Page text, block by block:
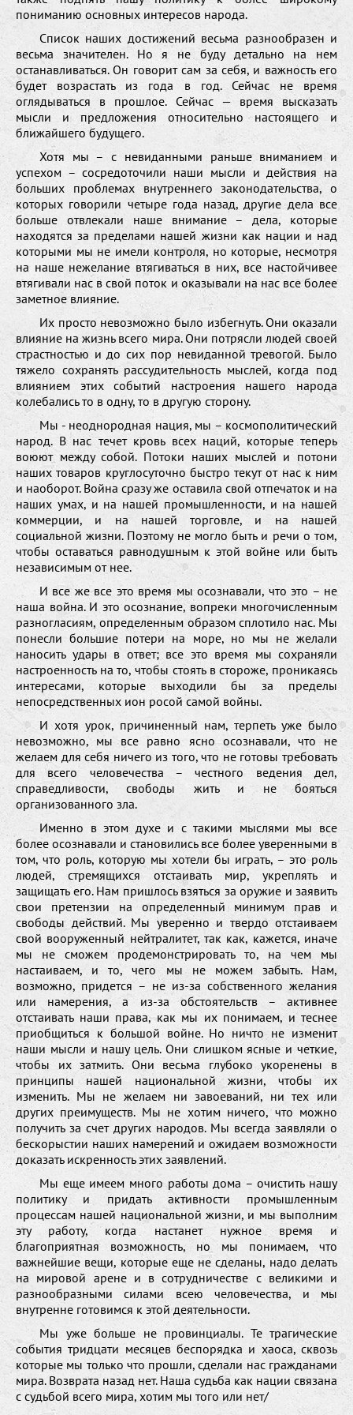
пониманию основных интересов народа.
Список наших достижений весьма разнообразен и
весьма значителен. Но я не буду детально на нем
останавливаться. Он говорит сам за себя, и важность его
будет возрастать из года в год. Сейчас не время
оглядываться в прошлое. Сейчас — время высказать
мысли и предложения относительно настоящего и
ближайшего будущего.
Хотя мы – с невиданными раньше вниманием и
успехом – сосредоточили наши мысли и действия на
больших проблемах внутреннего законодательства, о
которых говорили четыре года назад, другие дела все
больше отвлекали наше внимание – дела, которые
находятся за пределами нашей жизни как нации и над
которыми мы не имели контроля, но которые, несмотря
на наше нежелание втягиваться в них, все настойчивее
втягивали нас в свой поток и оказывали на нас все более
заметное влияние.
Их просто невозможно было избегнуть. Они оказали
влияние на жизнь всего мира. Они потрясли людей своей
страстностью и до сих пор невиданной тревогой. Было
тяжело сохранять рассудительность мыслей, когда под
влиянием этих событий настроения нашего народа
колебались то в одну, то в другую сторону.
Мы - неоднородная нация, мы – космополитический
народ. В нас течет кровь всех наций, которые теперь
воюют между собой. Потоки наших мыслей и потони
наших товаров круглосуточно быстро текут от нас к ним
и наоборот. Война сразу же оставила свой отпечаток и на
наших умах, и на нашей промышленности, и на нашей
коммерции, и на нашей торговле, и на нашей
социальной жизни. Поэтому не могло быть и речи о том,
чтобы оставаться равнодушным к этой войне или быть
независимым от нее.
И все же все это время мы осознавали, что это – не
наша война. И это осознание, вопреки многочисленным
разногласиям, определенным образом сплотило нас. Мы
понесли большие потери на море, но мы не желали
наносить удары в ответ; все это время мы сохраняли
настроенность на то, чтобы стоять в стороже, проникаясь
интересами, которые выходили бы за пределы
непосредственных ион росой самой войны.
И хотя урок, причиненный нам, терпеть уже было
невозможно, мы все равно ясно осознавали, что не
желаем для себя ничего из того, что не готовы требовать
для всего человечества – честного ведения дел,
справедливости, свободы жить и не бояться
организованного зла.
Именно в этом духе и с такими мыслями мы все
более осознавали и становились все более уверенными в
том, что роль, которую мы хотели бы играть, – это роль
людей, стремящихся отстаивать мир, укреплять и
защищать его. Нам пришлось взяться за оружие и заявить
свои претензии на определенный минимум прав и
свободы действий. Мы уверенно и твердо отстаиваем
свой вооруженный нейтралитет, так как, кажется, иначе
мы не сможем продемонстрировать то, на чем мы
настаиваем, и то, чего мы не можем забыть. Нам,
возможно, придется – не из-за собственного желания
или намерения, а из-за обстоятельств – активнее
отстаивать наши права, как мы их понимаем, и теснее
приобщиться к большой войне. Но ничто не изменит
наши мысли и нашу цель. Они слишком ясные и четкие,
чтобы их затмить. Они весьма глубоко укоренены в
принципы нашей национальной жизни, чтобы их
изменить. Мы не желаем ни завоеваний, ни тех или
других преимуществ. Мы не хотим ничего, что можно
получить за счет других народов. Мы всегда заявляли о
бескорыстии наших намерений и ожидаем возможности
доказать искренность этих заявлений.
Мы еще имеем много работы дома – очистить нашу
политику и придать активности промышленным
процессам нашей национальной жизни, и мы выполним
эту работу, когда настанет нужное время и
благоприятная возможность, но мы понимаем, что
важнейшие вещи, которые еще не сделаны, надо делать
на мировой арене и в сотрудничестве с великими и
разнообразными силами всею человечества, и мы
внутренне готовимся к этой деятельности.
Мы уже больше не провинциалы. Те трагические
события тридцати месяцев беспорядка и хаоса, сквозь
которые мы только что прошли, сделали нас гражданами
мира. Возврата назад нет. Наша судьба как нации связана
с судьбой всего мира, хотим мы того или нет/